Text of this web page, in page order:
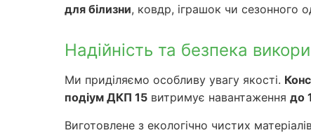
для білизни, ковдр, іграшок чи сезонного
Надійність та безпека
Ми приділяємо особливу увагу якості.
подіум ДКП 15 витримує навантаження до
Виготовлене з екологічно чистих